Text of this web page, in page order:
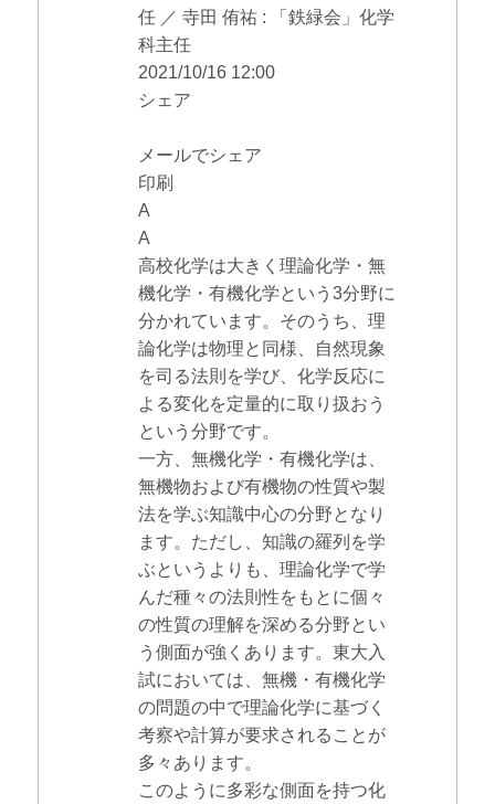
任 ／ 寺田 侑祐 : 「鉄緑会」化学
科主任
2021/10/16 12:00
シェア
メールでシェア
印刷
A
A
高校化学は大きく理論化学・無
機化学・有機化学という3分野に
分かれています。そのうち、理
論化学は物理と同様、自然現象
を司る法則を学び、化学反応に
よる変化を定量的に取り扱おう
という分野です。
一方、無機化学・有機化学は、
無機物および有機物の性質や製
法を学ぶ知識中心の分野となり
ます。ただし、知識の羅列を学
ぶというよりも、理論化学で学
んだ種々の法則性をもとに個々
の性質の理解を深める分野とい
う側面が強くあります。東大入
試においては、無機・有機化学
の問題の中で理論化学に基づく
考察や計算が要求されることが
多々あります。
このように多彩な側面を持つ化